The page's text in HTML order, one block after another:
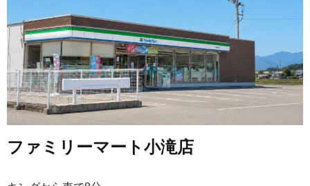
ファミリーマート小滝店